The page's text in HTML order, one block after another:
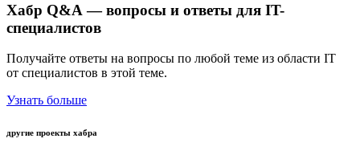
Хабр Q&A — вопросы и ответы для IT-
специалистов
Получайте ответы на вопросы по любой теме из области IT
от специалистов в этой теме.
Узнать больше
другие проекты хабра